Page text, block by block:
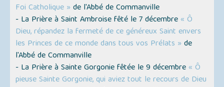
Foi Catholique » de l'Abbé de Commanville
- La Prière à Saint Ambroise fêté le 7 décembre « Ô
Dieu, répandez la fermeté de ce généreux Saint envers
les Princes de ce monde dans tous vos Prélats » de
l'Abbé de Commanville
- La Prière à Sainte Gorgonie fêtée le 9 décembre « Ô
pieuse Sainte Gorgonie, qui aviez tout le recours de Dieu